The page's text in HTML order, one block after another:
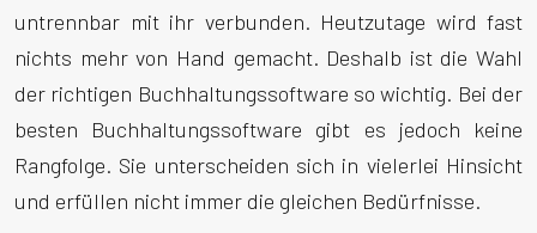
untrennbar mit ihr verbunden. Heutzutage wird fast
nichts mehr von Hand gemacht. Deshalb ist die Wahl
der richtigen Buchhaltungssoftware so wichtig. Bei der
besten Buchhaltungssoftware gibt es jedoch keine
Rangfolge. Sie unterscheiden sich in vielerlei Hinsicht
und erfüllen nicht immer die gleichen Bedürfnisse.